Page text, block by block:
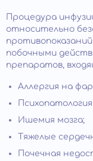
Процедура
относительно
побочными
препаратов,
Аллергия на
Ишемия мозга;
Тяжелые
Почечная